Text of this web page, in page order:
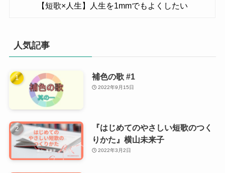
【短歌×人生】人生を1mmでもよくしたい
人気記事
補色の歌 #1
2022年9月15日
『はじめてのやさしい短歌のつく
りかた』横山未来子
2022年3月2日